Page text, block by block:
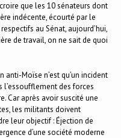
que les 10 sénateurs dont
indécente, écourté par le
au Sénat, aujourd’hui,
de travail, on ne sait de quoi
Moïse n’est qu’un incident
l’essoufflement des forces
Car après avoir suscité une
les militants doivent
leur objectif : Éjection de
d’une société moderne